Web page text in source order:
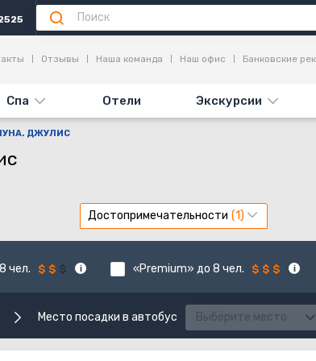
Спа Отели Экскурсии
Отзывы Наша команда Наш офис Банковские
ДЖУЛИС
Достопримечательности
чел. «Premium» до 8 чел.
Место посадки в автобус Выберите место